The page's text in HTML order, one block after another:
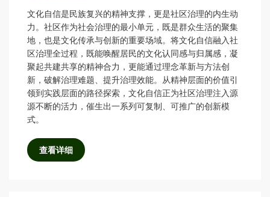
文化自信是民族复兴的精神支撑，更是社区治理的内生动
力。社区作为社会治理的最小单元，既是群众生活的聚集
地，也是文化传承与创新的重要场域。将文化自信融入社
区治理全过程，既能唤醒居民的文化认同感与归属感，凝
聚起共建共享的精神合力，更能通过理念革新与方法创
新，破解治理难题、提升治理效能。从精神层面的价值引
领到实践层面的路径探索，文化自信正为社区治理注入源
源不断的活力，催生出一系列可复制、可推广的创新模
式。
查看详细